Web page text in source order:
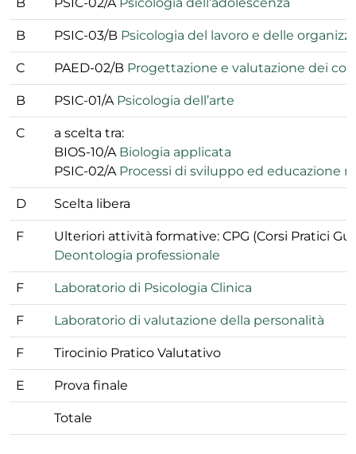
B PSIC-03/B Psicologia del lavoro e delle
C PAED-02/B Progettazione e valutazione dei
B PSIC-01/A Psicologia dell’arte
C
a scelta tra:
BIOS-10/A Biologia applicata
PSIC-02/A Processi di sviluppo ed educazione
D Scelta libera
F
Ulteriori attività formative: CPG (Corsi Pratici
Deontologia professionale
F Laboratorio di Psicologia Clinica
F Laboratorio di valutazione della personalità
F Tirocinio Pratico Valutativo
E Prova finale
Totale